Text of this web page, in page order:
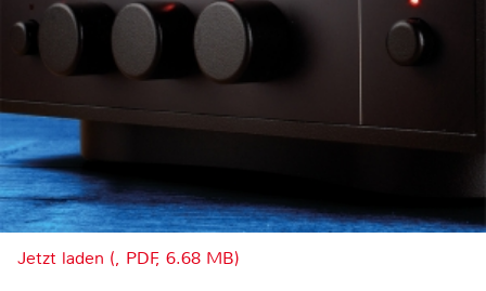
Jetzt laden (, PDF, 6.68 MB)